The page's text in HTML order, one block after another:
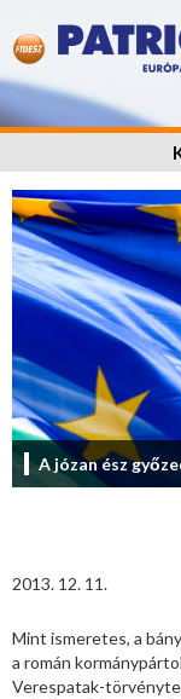
A józan ész
2013. 12. 11.
Mint ismeretes, a
a román
Verespatak-